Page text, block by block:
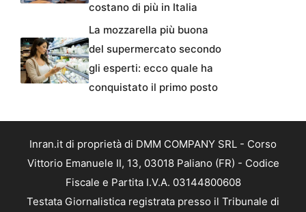
costano di più in Italia
La mozzarella più buona
del supermercato secondo
gli esperti: ecco quale ha
conquistato il primo posto
Inran.it di proprietà di DMM COMPANY SRL - Corso
Vittorio Emanuele II, 13, 03018 Paliano (FR) - Codice
Fiscale e Partita I.V.A. 03144800608
Testata Giornalistica registrata presso il Tribunale di